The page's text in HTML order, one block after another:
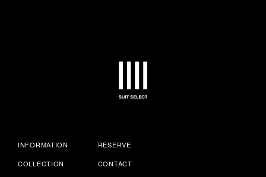
INFORMATION
COLLECTION
RESERVE
CONTACT